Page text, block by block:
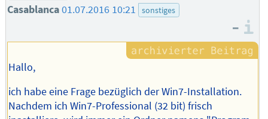
Casablanca01.07.2016 10:21 sonstiges
–
Hallo,
ich habe eine Frage bezüglich der Win7-Installation.
Nachdem ich Win7-Professional (32 bit) frisch